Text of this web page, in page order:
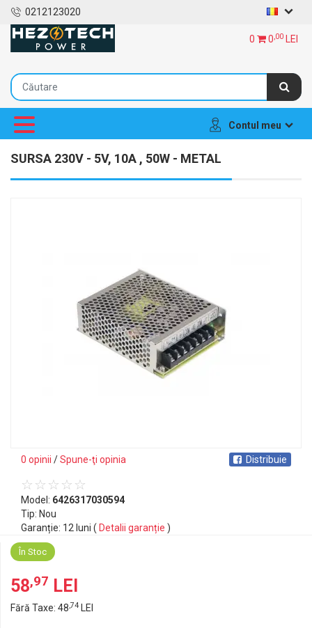
0212123020
0 0,00 LEI
Contul meu
SURSA 230V - 5V, 10A , 50W - METAL
Distribuie
0 opinii /Spune-ţi opinia
Model: 6426317030594
Tip: Nou
Garanție: 12 luni ( Detalii garanție )
În Stoc
58,97 LEI
Fără Taxe: 48,74 LEI